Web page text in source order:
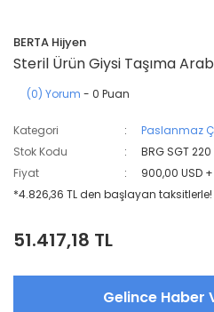
BERTA Hijyen
Steril Ürün Giysi Taşıma
(0) Yorum - 0 Puan
Kategori
Paslanmaz
Stok Kodu
BRG SGT 220
Fiyat
900,00 USD +
*4.826,36 TL den başlayan taksitlerle!
51.417,18 TL
Gelince Haber